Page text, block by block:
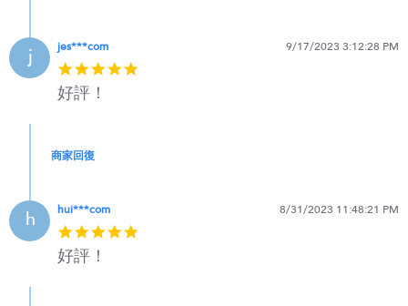
j jes***com 9/17/2023 3:12:28 PM
好評！
商家回復
h hui***com 8/31/2023 11:48:21 PM
好評！